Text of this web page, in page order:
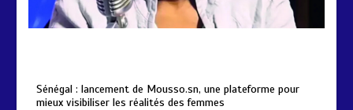
Sénégal : lancement de Mousso.sn, une plateforme pour
mieux visibiliser les réalités des femmes